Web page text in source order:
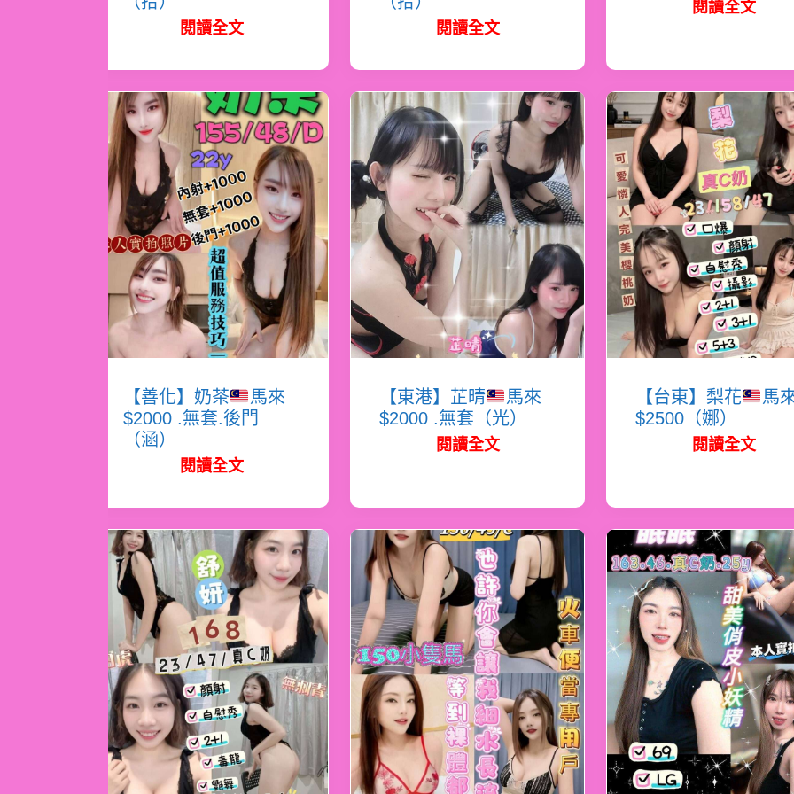
閱讀全文 閱讀全文
閱讀全文
【善化】奶茶
馬來
$2000 .無套.後門
（涵）
閱讀全文
【東港】芷晴
馬來
$2000 .無套（光）
閱讀全文
【台東】梨花
馬
$2500（娜）
閱讀全文